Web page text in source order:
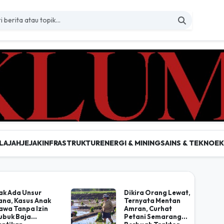
JEJAKINFRASTRUKTURENERGI & MININGSAINS & TEKNO
Nasional Terkini
Ada Unsur
Baja
Dikira Orang Lewat,
Petani Semarang
Berbuah Traktor